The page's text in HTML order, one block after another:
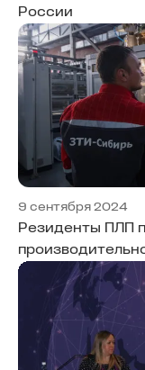
России
9 сентября 2024
Резиденты ПЛП